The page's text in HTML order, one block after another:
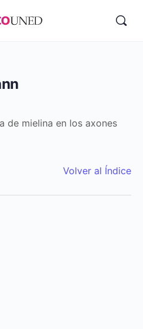
de mielina en los axones
Volver al Índice